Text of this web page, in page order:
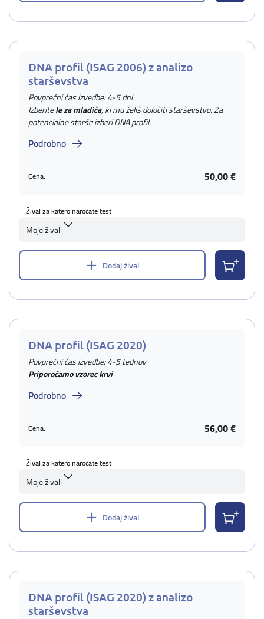
DNA profil (ISAG 2006) z analizo
starševstva
Povprečni čas izvedbe: 4-5 dni
Izberitele za mladiča, ki mu želiš določiti starševstvo. Za
potencialne starše izberi DNA profil.
Podrobno
Cena: 50,00 €
Žival za katero naročate test
Moje živali
Dodaj žival
DNA profil (ISAG 2020)
Povprečni čas izvedbe: 4-5 tednov
Priporočamo vzorec krvi
Podrobno
Cena: 56,00 €
Žival za katero naročate test
Moje živali
Dodaj žival
DNA profil (ISAG 2020) z analizo
starševstva